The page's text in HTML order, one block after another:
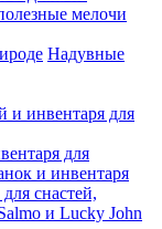
мелочи
Надувные
и инвентаря для
для
и инвентаря
снастей,
и Lucky John